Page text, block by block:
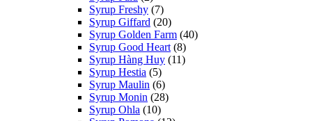
Syrup Freshy (7)
Syrup Giffard (20)
Syrup Golden Farm (40)
Syrup Good Heart (8)
Syrup Hàng Huy (11)
Syrup Hestia (5)
Syrup Maulin (6)
Syrup Monin (28)
Syrup Ohla (10)